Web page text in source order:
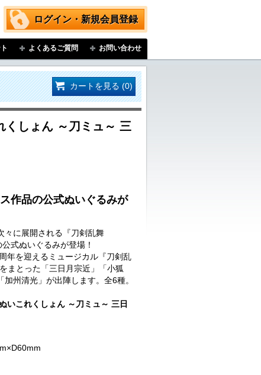
ログイン・新規会員登録
よくあるご質問 お問い合わせ
カートを見る (0)
くしょん ～刀ミュ～ 三
作品の公式ぬいぐるみが
に展開される『刀剣乱舞
式ぬいぐるみが登場！
年を迎えるミュージカル『刀剣乱
まとった「三日月宗近」「小狐
州清光」が出陣します。全6種。
いこれくしょん ～刀ミュ～ 三日